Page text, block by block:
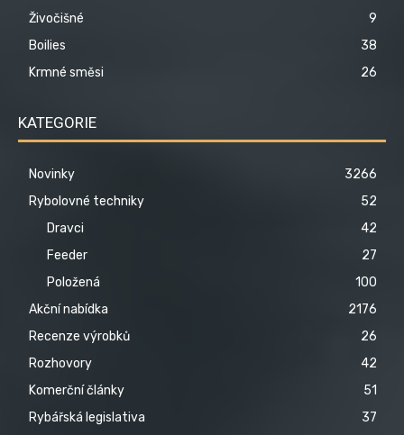
Živočišné
9
Boilies
38
Krmné směsi
26
KATEGORIE
Novinky
3266
Rybolovné techniky
52
Dravci
42
Feeder
27
Položená
100
Akční nabídka
2176
Recenze výrobků
26
Rozhovory
42
Komerční články
51
Rybářská legislativa
37